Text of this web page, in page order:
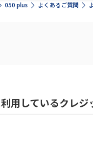
050 plus よくあるご質問
用しているクレ